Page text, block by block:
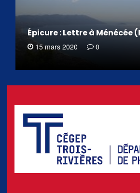
Épicure : Lettre à Ménécée
15 mars 2020 0